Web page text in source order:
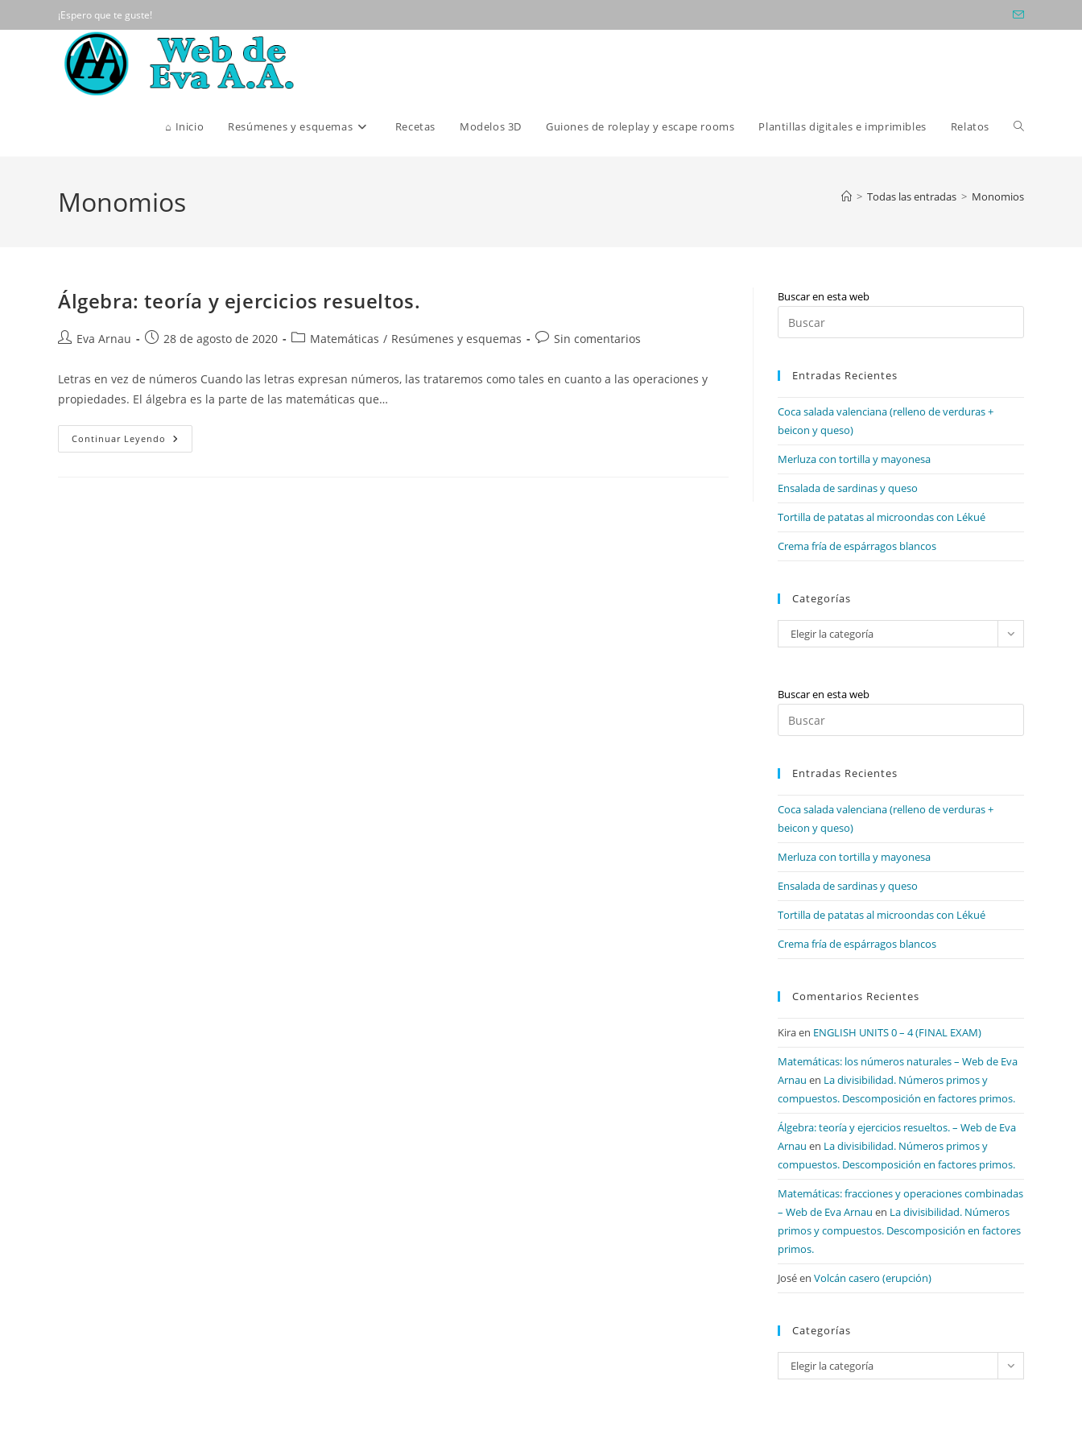
al
¡Espero que te guste!
⌂ Inicio Resúmenes y esquemas Recetas Modelos 3D Guiones de roleplay y escape rooms Plantillas digitales e imprimibles Relatos Alternar
la
Monomios > Todas las entradas > Monomios
Álgebra: teoría y ejercicios resueltos.
Autor
la
entrada:
Eva Arnau
Publicación
entrada:
28 de agosto de 2020
Categoría
entrada:
Matemáticas / Resúmenes y esquemas
Comentarios
entrada:
Sin comentarios
Letras en vez de números Cuando las letras expresan números, las trataremos como tales en cuanto a las operaciones y
propiedades. El álgebra es la parte de las matemáticas que…
Continuar Leyendo Álgebra:
Teoría
Buscar en esta web
Escape
Entradas Recientes
Coca salada valenciana (relleno de verduras +
beicon y queso)
Merluza con tortilla y mayonesa
Ensalada de sardinas y queso
Tortilla de patatas al microondas con Lékué
Crema fría de espárragos blancos
Categorías
Categorías
Elegir la categoría
Buscar en esta web
Escape
Entradas Recientes
Coca salada valenciana (relleno de verduras +
beicon y queso)
Merluza con tortilla y mayonesa
Ensalada de sardinas y queso
Tortilla de patatas al microondas con Lékué
Crema fría de espárragos blancos
Comentarios Recientes
Kiraen ENGLISH UNITS 0 – 4 (FINAL EXAM)
Matemáticas: los números naturales – Web de Eva
Arnau en La divisibilidad. Números primos y
compuestos. Descomposición en factores primos.
Álgebra: teoría y ejercicios resueltos. – Web de Eva
Arnau en La divisibilidad. Números primos y
compuestos. Descomposición en factores primos.
Matemáticas: fracciones y operaciones combinadas
– Web de Eva Arnau en La divisibilidad. Números
primos y compuestos. Descomposición en factores
primos.
Joséen Volcán casero (erupción)
Categorías
Categorías
Elegir la categoría